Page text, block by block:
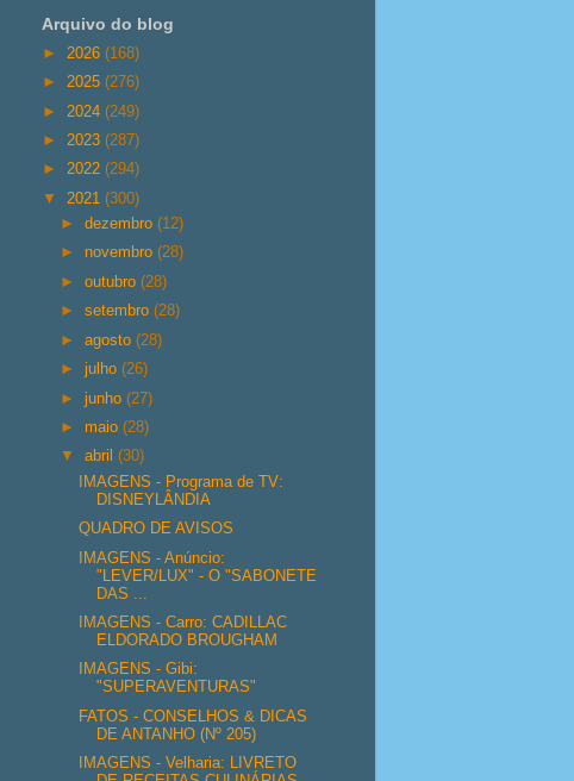
Arquivo do blog
► 2026 (168)
► 2025 (276)
► 2024 (249)
► 2023 (287)
► 2022 (294)
▼ 2021 (300)
►dezembro(12)
► novembro(28)
►outubro(28)
►setembro(28)
►agosto(28)
►julho(26)
►junho(27)
► maio(28)
▼abril(30)
IMAGENS - Programa de TV:
DISNEYLÂNDIA
QUADRO DE AVISOS
IMAGENS - Anúncio:
"LEVER/LUX" - O "SABONETE
DAS ...
IMAGENS - Carro: CADILLAC
ELDORADO BROUGHAM
IMAGENS - Gibi:
"SUPERAVENTURAS"
FATOS - CONSELHOS & DICAS
DE ANTANHO (Nº 205)
IMAGENS - Velharia: LIVRETO